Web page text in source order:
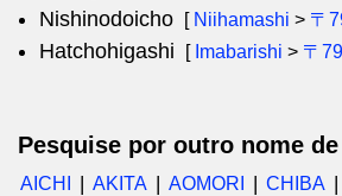
Nishinodoicho [ Niihamashi > 〒
Hatchohigashi [ Imabarishi > 〒
Pesquise por outro nome
AICHI AKITA AOMORI CHIBA